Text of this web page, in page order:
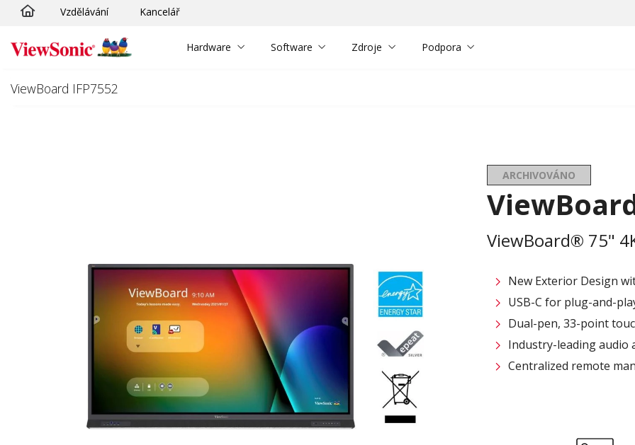
Skip to main content
Vzdělávání Kancelář
Hardware Software Zdroje Podpora
ViewBoard IFP7552
ARCHIVOVÁNO
ViewBoard® 75"
New Exterior Design
USB-C for plug-and-
Dual-pen, 33-point
Industry-leading audio
Centralized remote